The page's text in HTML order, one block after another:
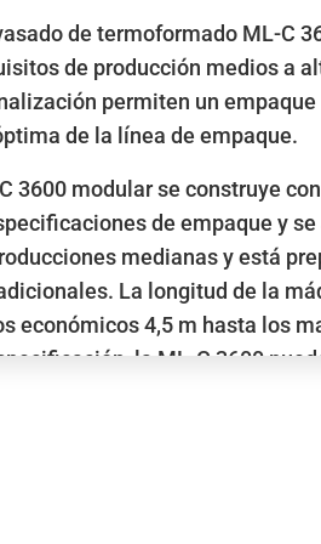
de termoformado ML-C
de producción medios a
permiten un
de la línea de empaque.
3600 modular se construye
de empaque y
medianas y está
La longitud de la
económicos 4,5 m hasta los
la ML-C 3600
hasta 600 μm con un ancho de
de hasta 400 mm.